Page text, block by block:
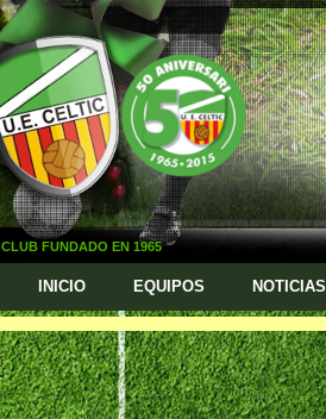
CLUB FUNDADO EN 1965
INICIO EQUIPOS NOTICIAS